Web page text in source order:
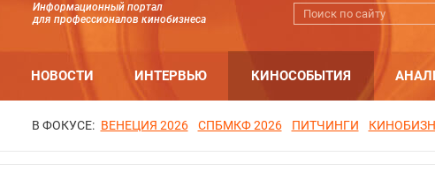
Информационный портал
для профессионалов кинобизнеса
НОВОСТИ ИНТЕРВЬЮ КИНОСОБЫТИЯ
В ФОКУСЕ: ВЕНЕЦИЯ 2026 СПБМКФ 2026 ПИТЧИНГИ